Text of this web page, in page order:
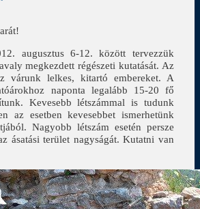
augusztus 6-12. között tervezzük
megkezdett régészeti kutatását. Az
várunk lelkes, kitartó embereket. A
naponta legalább 15-20 fő
Kevesebb létszámmal is tudunk
az esetben kevesebbet ismerhetünk
Nagyobb létszám esetén persze
ásatási terület nagyságát. Kutatni van